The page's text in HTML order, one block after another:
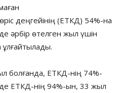
деңгейінің (ЕТКД) 54%-на
әрбір өтелген жыл үшін
болғанда, ЕТКД-нің 74%-
ЕТКД-нің 94%-ын, 33 жыл